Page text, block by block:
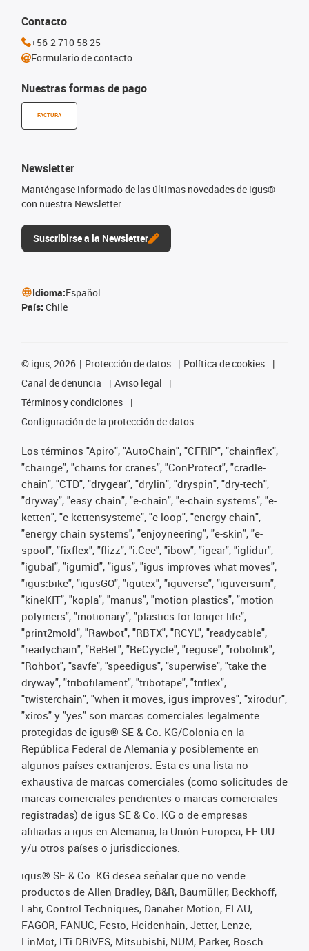
Nuestras formas de pago
FACTURA
Newsletter
Manténgase informado de las últimas novedades de igus®
con nuestra Newsletter.
Suscribirse a la Newsletter
Contacto
+56-2 710 58 25
Formulario de contacto
Idioma:Español
País: Chile
© igus, 2026 Protección de datos
Política de cookies
Canal de denuncia
Aviso legal
Términos y condiciones
Configuración de la protección de datos
Los términos "Apiro", "AutoChain", "CFRIP", "chainflex",
"chainge", "chains for cranes", "ConProtect", "cradle-
chain", "CTD", "drygear", "drylin", "dryspin", "dry-tech",
"dryway", "easy chain", "e-chain", "e-chain systems", "e-
ketten", "e-kettensysteme", "e-loop", "energy chain",
"energy chain systems", "enjoyneering", "e-skin", "e-
spool", "fixflex", "flizz", "i.Cee", "ibow", "igear", "iglidur",
"igubal", "igumid", "igus", "igus improves what moves",
"igus:bike", "igusGO", "igutex", "iguverse", "iguversum",
"kineKIT", "kopla", "manus", "motion plastics", "motion
polymers", "motionary", "plastics for longer life",
"print2mold", "Rawbot", "RBTX", "RCYL", "readycable",
"readychain", "ReBeL", "ReCyycle", "reguse", "robolink",
"Rohbot", "savfe", "speedigus", "superwise", "take the
dryway", "tribofilament", "tribotape", "triflex",
"twisterchain", "when it moves, igus improves", "xirodur",
"xiros" y "yes" son marcas comerciales legalmente
protegidas de igus® SE & Co. KG/Colonia en la
República Federal de Alemania y posiblemente en
algunos países extranjeros. Esta es una lista no
exhaustiva de marcas comerciales (como solicitudes de
marcas comerciales pendientes o marcas comerciales
registradas) de igus SE & Co. KG o de empresas
afiliadas a igus en Alemania, la Unión Europea, EE.UU.
y/u otros países o jurisdicciones.
igus® SE & Co. KG desea señalar que no vende
productos de Allen Bradley, B&R, Baumüller, Beckhoff,
Lahr, Control Techniques, Danaher Motion, ELAU,
FAGOR, FANUC, Festo, Heidenhain, Jetter, Lenze,
LinMot, LTi DRiVES, Mitsubishi, NUM, Parker, Bosch